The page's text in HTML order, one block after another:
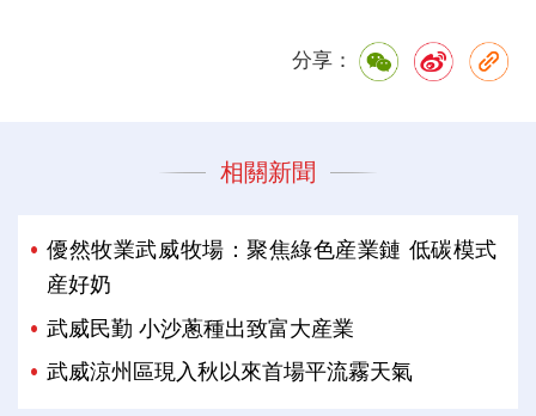
分享：
相關新聞
優然牧業武威牧場：聚焦綠色産業鏈 低碳模式
産好奶
武威民勤 小沙蔥種出致富大産業
武威涼州區現入秋以來首場平流霧天氣